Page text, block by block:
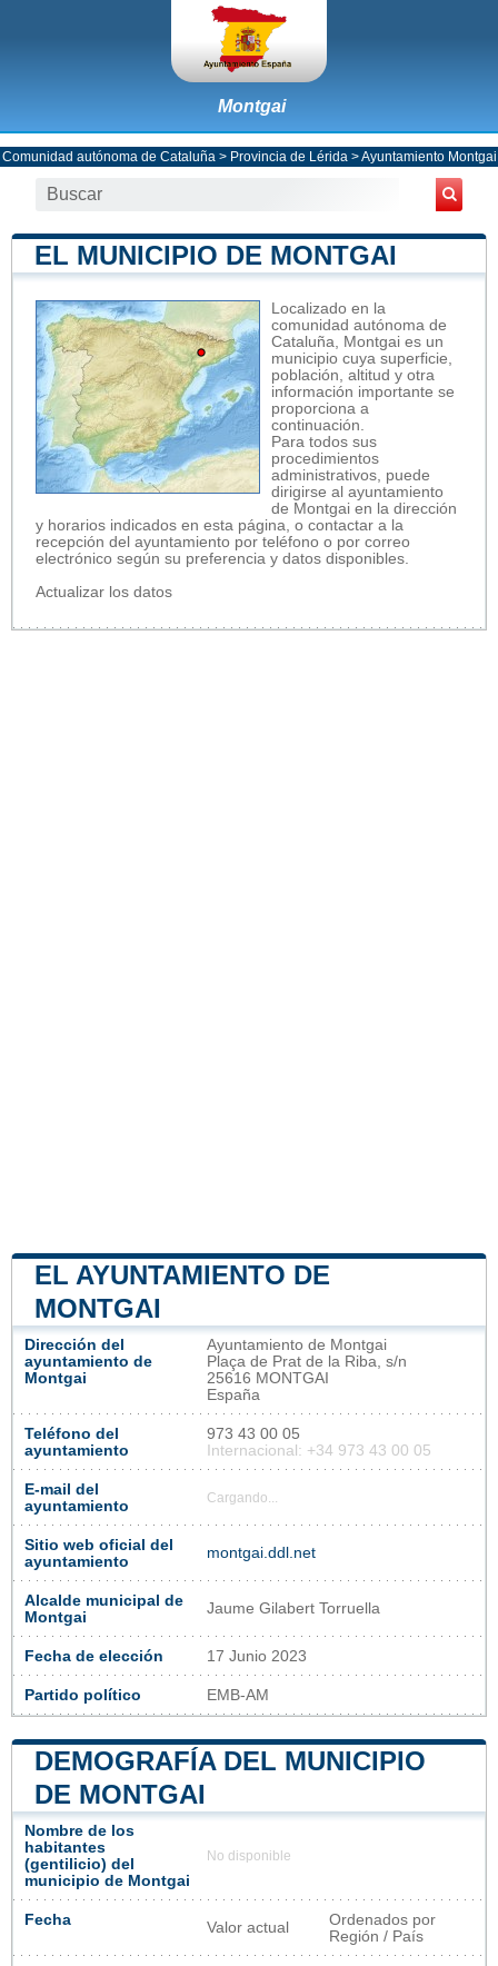
Montgai
Comunidad autónoma de Cataluña > Provincia de Lérida >Ayuntamiento Montgai
EL MUNICIPIO DE MONTGAI
Localizado en la
comunidad autónoma de
Cataluña, Montgai es un
municipio cuya superficie,
población, altitud y otra
información importante se
proporciona a
continuación.
Para todos sus
procedimientos
administrativos, puede
dirigirse al ayuntamiento
de Montgai en la dirección
y horarios indicados en esta página, o contactar a la
recepción del ayuntamiento por teléfono o por correo
electrónico según su preferencia y datos disponibles.
Actualizar los datos
EL AYUNTAMIENTO DE
MONTGAI
Dirección del
ayuntamiento de
Montgai
Ayuntamiento de Montgai
Plaça de Prat de la Riba, s/n
25616 MONTGAI
España
Teléfono del
ayuntamiento
973 43 00 05
Internacional: +34 973 43 00 05
E-mail del
ayuntamiento
Cargando...
Sitio web oficial del
ayuntamiento
montgai.ddl.net
Alcalde municipal de
Montgai
Jaume Gilabert Torruella
Fecha de elección 17 Junio 2023
Partido político EMB-AM
DEMOGRAFÍA DEL MUNICIPIO
DE MONTGAI
Nombre de los
habitantes
(gentilicio) del
municipio de Montgai
No disponible
Fecha Valor actual
Ordenados por
Región / País